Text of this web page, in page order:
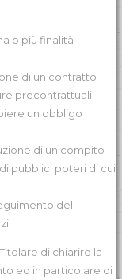
o più finalità
di un contratto
precontrattuali;
un obbligo
di un compito
pubblici poteri di cui
del
di chiarire la
ed in particolare di